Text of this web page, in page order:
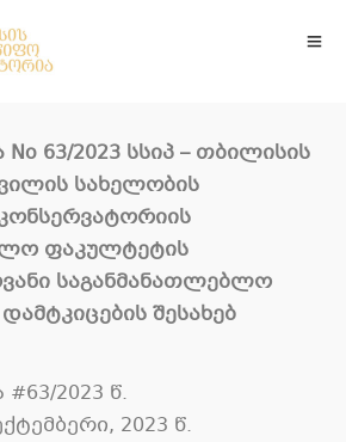
63/2023 სსიპ – თბილისის
სახელობის
ფაკულტეტის
საგანმანათლებლო
შესახებ
2023 წ.
2023 წ.